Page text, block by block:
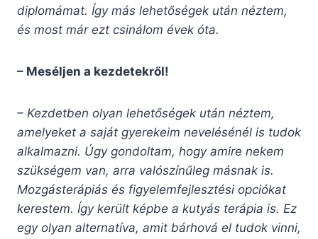
diplomámat. Így más lehetőségek után néztem,
és most már ezt csinálom évek óta.
– Meséljen a kezdetekről!
– Kezdetben olyan lehetőségek után néztem,
amelyeket a saját gyerekeim nevelésénél is tudok
alkalmazni. Úgy gondoltam, hogy amire nekem
szükségem van, arra valószínűleg másnak is.
Mozgásterápiás és figyelemfejlesztési opciókat
kerestem. Így került képbe a kutyás terápia is. Ez
egy olyan alternatíva, amit bárhová el tudok vinni,